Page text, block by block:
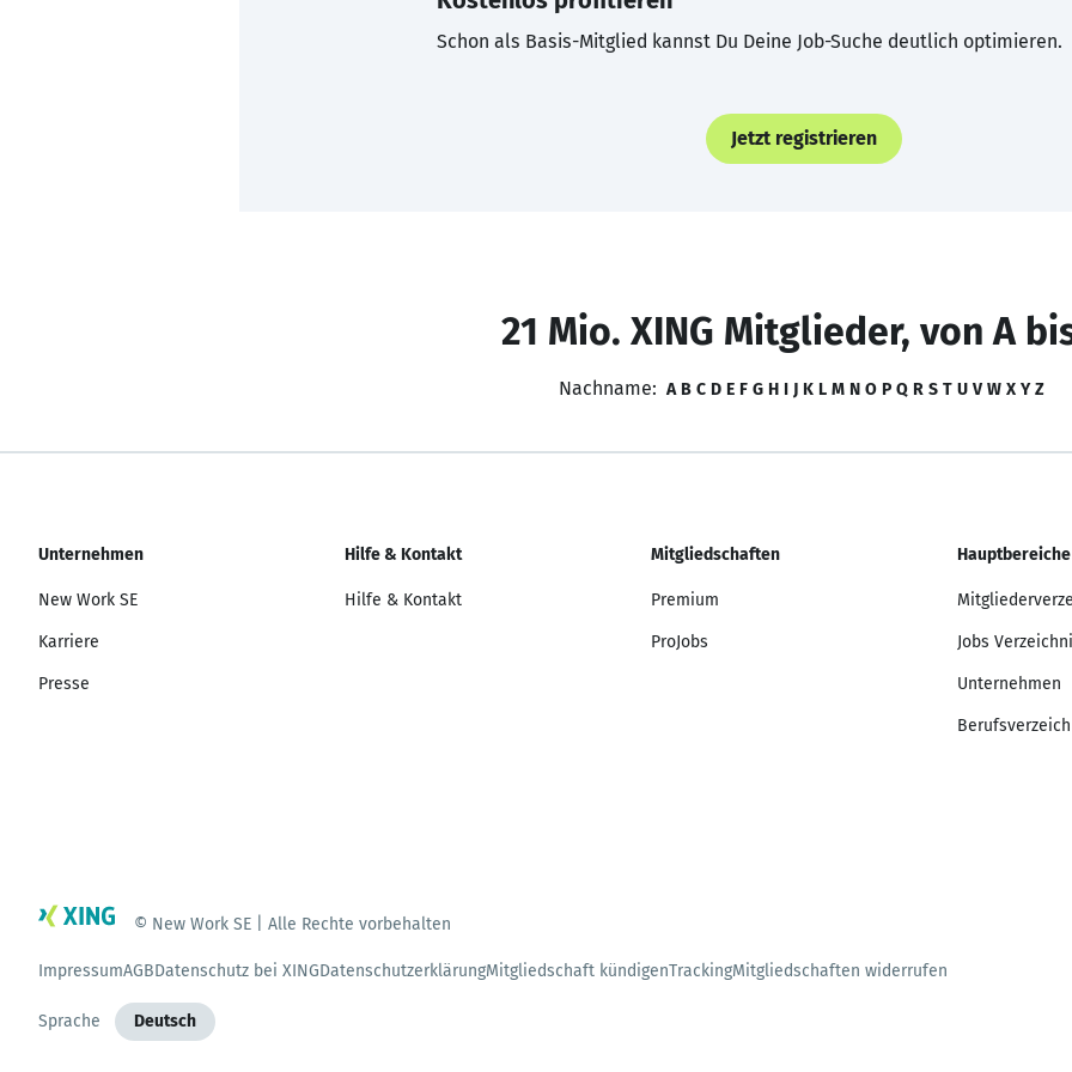
Schon als Basis-Mitglied kannst Du Deine Job-Suche deutlich optimieren.
Jetzt registrieren
21 Mio. XING Mitglieder, von A
Nachname: A B C D E F G H I J K L M N O P Q R S T U V W X Y Z
Unternehmen
New Work SE
Karriere
Presse
Hilfe & Kontakt
Hilfe & Kontakt
Mitgliedschaften
Premium
ProJobs
Hauptbereiche
Jobs
Unternehmen
© New Work SE | Alle Rechte vorbehalten
ImpressumAGBDatenschutz bei XINGDatenschutzerklärungMitgliedschaft kündigenTrackingMitgliedschaften widerrufen
Sprache Deutsch